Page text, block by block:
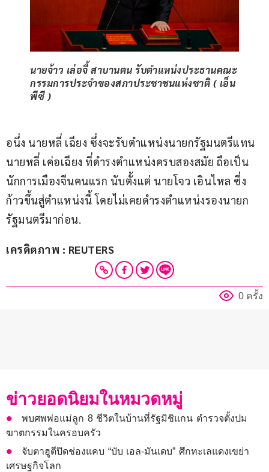
นายจ้าว เล่อจี้ สาบานตน รับตำแหน่งประธานคณะ
กรรมการประจำของสภาประชาชนแห่งชาติ ( เอ็น
พีซี )
อนึ่ง นายหลี่ เฉียง ซึ่งจะรับตำแหน่งนายกรัฐมนตรีแทน
นายหลี่ เค่อเฉียง ที่ดำรงตำแหน่งครบสองสมัย ถือเป็น
นักการเมืองจีนคนแรก นับตั้งแต่ นายโจว เอินไหล ซึ่ง
ก้าวขึ้นสู่ตำแหน่งนี้ โดยไม่เคยดำรงตำแหน่งรองนายก
รัฐมนตรีมาก่อน.
เครดิตภาพ : REUTERS
0 ครั้ง
ข่าวยอดนิยมในหมวดหมู่
พบศพพ่อแม่ลูก 8 ชีวิตในบ้านที่รัฐมิชิแกน ตำรวจตั้งปม
ฆาตกรรมในครอบครัว
จับตาฮูตีปิดช่องแคบ “บับ เอล-มันเดบ” ศึกทะเลแดงเขย่า
เศรษฐกิจโลก